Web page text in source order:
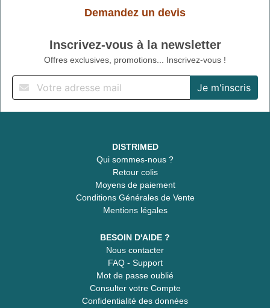
Demandez un devis
Inscrivez-vous à la newsletter
Offres exclusives, promotions... Inscrivez-vous !
DISTRIMED
Qui sommes-nous ?
Retour colis
Moyens de paiement
Conditions Générales de Vente
Mentions légales
BESOIN D'AIDE ?
Nous contacter
FAQ - Support
Mot de passe oublié
Consulter votre Compte
Confidentialité des données